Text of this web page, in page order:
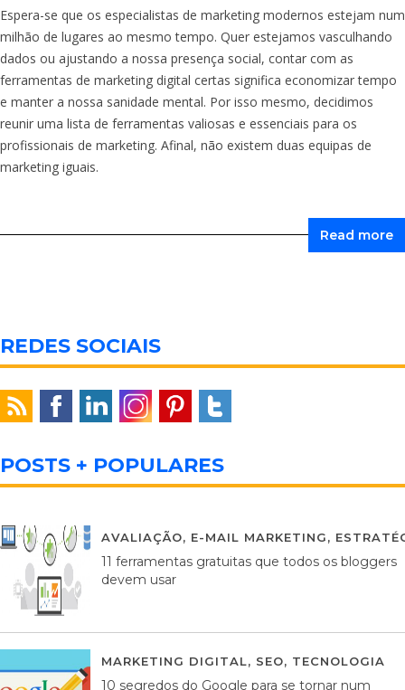
Espera-se que os especialistas de marketing modernos estejam num
milhão de lugares ao mesmo tempo. Quer estejamos vasculhando
dados ou ajustando a nossa presença social, contar com as
ferramentas de marketing digital certas significa economizar tempo
e manter a nossa sanidade mental. Por isso mesmo, decidimos
reunir uma lista de ferramentas valiosas e essenciais para os
profissionais de marketing. Afinal, não existem duas equipas de
marketing iguais.
Read more
REDES SOCIAIS
POSTS + POPULARES
AVALIAÇÃO, E-MAIL MARKETING,
11 ferramentas gratuitas que todos os bloggers
devem usar
MARKETING DIGITAL, SEO, TECNOLOGIA
10 segredos do Google para se tornar num